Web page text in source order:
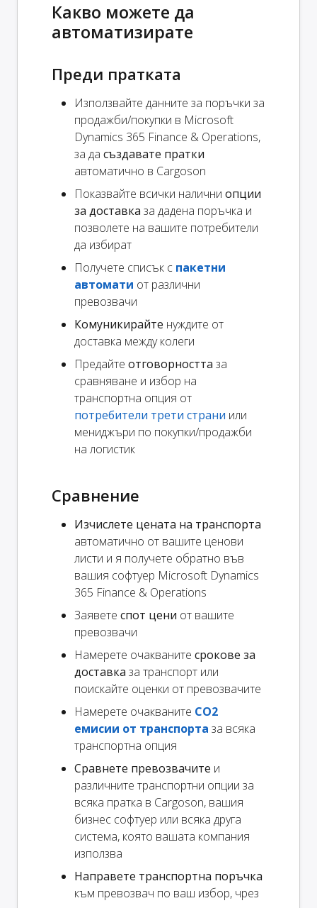
Какво можете да
автоматизирате
Преди пратката
Използвайте данните за поръчки за
продажби/покупки в Microsoft
Dynamics 365 Finance & Operations,
за да създавате пратки
автоматично в Cargoson
Показвайте всички налични опции
за доставка за дадена поръчка и
позволете на вашите потребители
да избират
Получете списък с пакетни
автомати от различни
превозвачи
Комуникирайте нуждите от
доставка между колеги
Предайте отговорността за
сравняване и избор на
транспортна опция от
потребители трети страни или
мениджъри по покупки/продажби
на логистик
Сравнение
Изчислете цената на транспорта
автоматично от вашите ценови
листи и я получете обратно във
вашия софтуер Microsoft Dynamics
365 Finance & Operations
Заявете спот цени от вашите
превозвачи
Намерете очакваните срокове за
доставка за транспорт или
поискайте оценки от превозвачите
Намерете очакваните CO2
емисии от транспорта за всяка
транспортна опция
Сравнете превозвачите и
различните транспортни опции за
всяка пратка в Cargoson, вашия
бизнес софтуер или всяка друга
система, която вашата компания
използва
Направете транспортна поръчка
към превозвач по ваш избор, чрез